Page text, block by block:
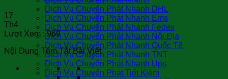
Dịch Vụ Chuyển Phát Nhanh DHL
Dịch Vụ Chuyển Phát Nhanh Ems
Dịch Vụ Chuyển Phát Nhanh Fedex
Dịch Vụ Chuyển Phát Nhanh Nội Địa
Dịch Vụ Chuyển Phát Nhanh Quốc Tế
Dịch Vụ Chuyển Phát Nhanh TNT
Dịch Vụ Chuyển Phát Nhanh Ups
Dịch Vụ Chuyển Phát Tiết Kiệm
17
Th4
Lượt Xem : 969
Nội Dung Tóm Tắt Bài Viết